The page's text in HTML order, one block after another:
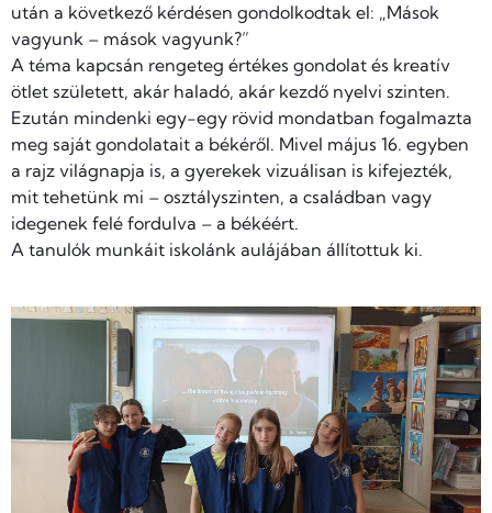
után a következő kérdésen gondolkodtak el: „Mások
vagyunk – mások vagyunk?”
A téma kapcsán rengeteg értékes gondolat és kreatív
ötlet született, akár haladó, akár kezdő nyelvi szinten.
Ezután mindenki egy-egy rövid mondatban fogalmazta
meg saját gondolatait a békéről. Mivel május 16. egyben
a rajz világnapja is, a gyerekek vizuálisan is kifejezték,
mit tehetünk mi – osztályszinten, a családban vagy
idegenek felé fordulva – a békéért.
A tanulók munkáit iskolánk aulájában állítottuk ki.